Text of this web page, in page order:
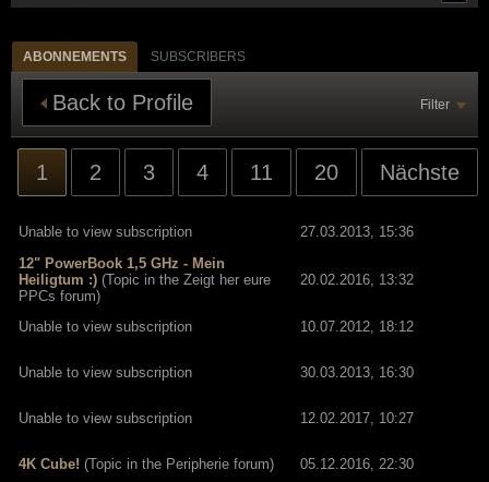
ABONNEMENTS SUBSCRIBERS
Back to Profile Filter
1 2 3 4 11 20 Nächste
Unable to view subscription
27.03.2013, 15:36
12" PowerBook 1,5 GHz - Mein
Heiligtum :) (Topic in the Zeigt her eure
PPCs forum)
20.02.2016, 13:32
Unable to view subscription 10.07.2012, 18:12
Unable to view subscription 30.03.2013, 16:30
Unable to view subscription 12.02.2017, 10:27
4K Cube! (Topic in the Peripherie forum) 05.12.2016, 22:30